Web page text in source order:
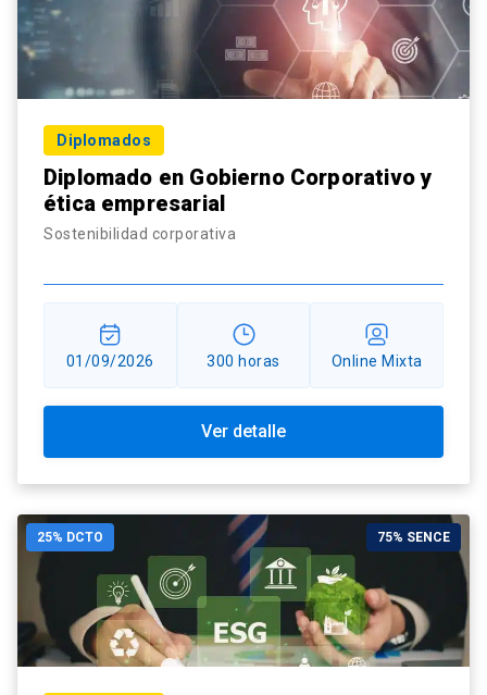
Diplomados
Diplomado en Gobierno Corporativo y
ética empresarial
Sostenibilidad corporativa
01/09/2026 300 horas Online Mixta
Ver detalle
25% DCTO 75% SENCE